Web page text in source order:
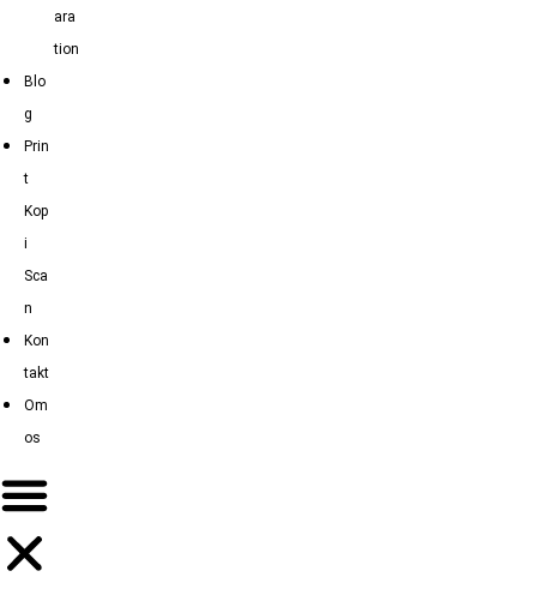
ara
tion
Blo
g
Prin
t
Kop
i
Sca
n
Kon
takt
Om
os